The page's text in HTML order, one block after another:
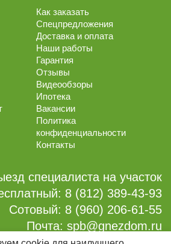
Как заказать
Спецпредложения
Доставка и оплата
Наши работы
Гарантия
Отзывы
Видеообзоры
Ипотека
Вакансии
Политика
конфиденциальности
Контакты
специалиста на участок
8 (812) 389-43-93
Сотовый: 8 (960) 206-61-55
Почта: spb@gnezdom.ru